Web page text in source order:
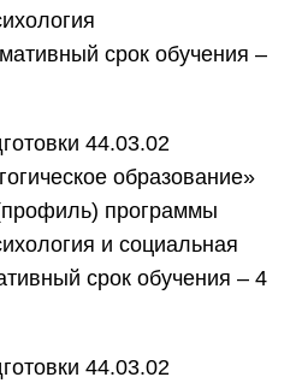
срок обучения –
44.03.02
образование»
программы
и социальная
срок обучения – 4
44.03.02